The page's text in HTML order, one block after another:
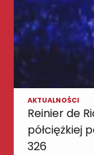
AKTUALNOŚCI
Reinier de
półciężkiej
326